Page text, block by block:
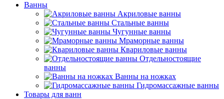
Ванны
Акриловые ванны
Стальные ванны
Чугунные ванны
Мраморные ванны
Квариловые ванны
Отдельностоящие
ванны
Ванны на ножках
Гидромассажные ванны
Товары для ванн